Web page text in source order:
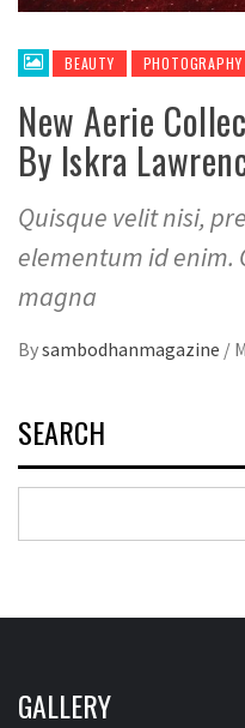
BEAUTY PHOTOGRAPHY
New Aerie
By Iskra
Quisque velit nisi,
elementum id enim.
magna
Bysambodhanmagazine /
SEARCH
GALLERY